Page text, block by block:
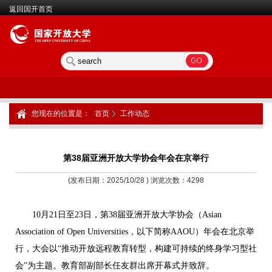
返回国开首页
您现在的位置是： 首页 工作动态
第38届亚洲开放大学协会年会在京举行
(发布日期：2025/10/28 ) 浏览次数： 4298
10月21日至23日，第38届亚洲开放大学协会（Asian
Association of Open Universities，以下简称AAOU）年会在北京举
行，大会以“推动开放远程教育转型，构建可持续的终身学习型社
会”为主题。教育部副部长任友群出席开幕式并致辞。